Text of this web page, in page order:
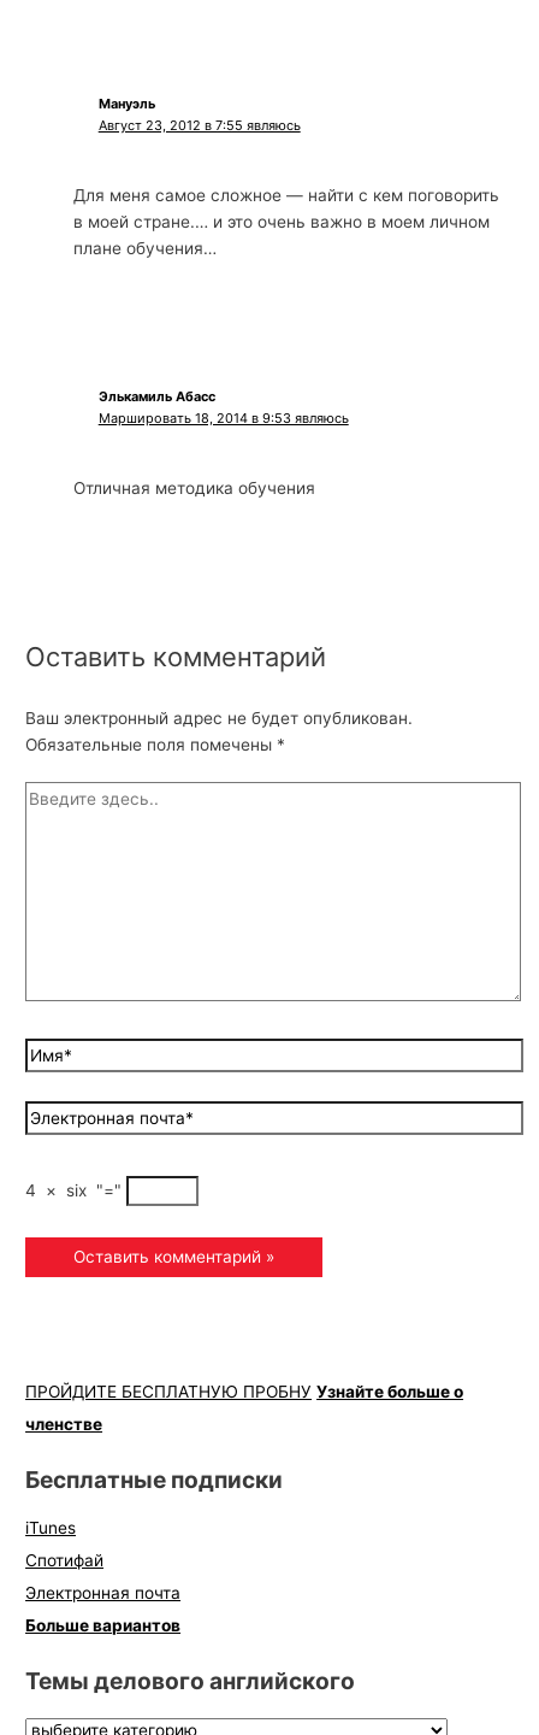
Мануэль
Август 23, 2012 в 7:55 являюсь
Для меня самое сложное — найти с кем поговорить
в моей стране.… и это очень важно в моем личном
плане обучения…
Элькамиль Абасс
Маршировать 18, 2014 в 9:53 являюсь
Отличная методика обучения
Оставить комментарий
Ваш электронный адрес не будет опубликован.
Обязательные поля помечены *
4 × six "="
ПРОЙДИТЕ БЕСПЛАТНУЮ ПРОБНУ Узнайте больше о
членстве
Бесплатные подписки
iTunes
Спотифай
Электронная почта
Больше вариантов
Темы делового английского